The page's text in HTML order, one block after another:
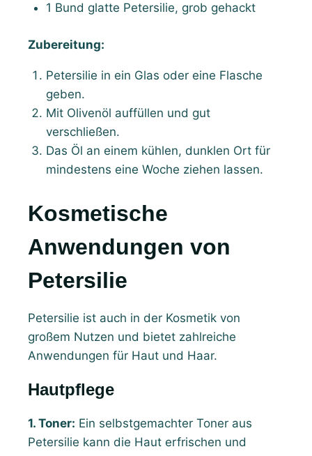
1 Bund glatte Petersilie, grob gehackt
Zubereitung:
Petersilie in ein Glas oder eine Flasche
geben.
Mit Olivenöl auffüllen und gut
verschließen.
Das Öl an einem kühlen, dunklen Ort für
mindestens eine Woche ziehen lassen.
Kosmetische
Anwendungen von
Petersilie
Petersilie ist auch in der Kosmetik von
großem Nutzen und bietet zahlreiche
Anwendungen für Haut und Haar.
Hautpflege
1. Toner: Ein selbstgemachter Toner aus
Petersilie kann die Haut erfrischen und